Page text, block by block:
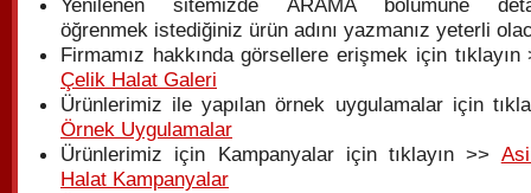
öğrenmek istediğiniz ürün adını yazmanız yeterli
Firmamız hakkında görsellere erişmek için tıklayın
Çelik Halat Galeri
Ürünlerimiz ile yapılan örnek uygulamalar için
Örnek Uygulamalar
Ürünlerimiz için Kampanyalar için tıklayın >>
Halat Kampanyalar